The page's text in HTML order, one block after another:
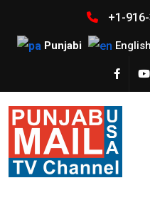
+1-
Punjabi English